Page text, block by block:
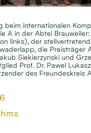
beim internationalen
A in der Abtei
links), der
die Preisträger
Siekierzynski und
Prof. Dr. Pawel
des Freundeskreis